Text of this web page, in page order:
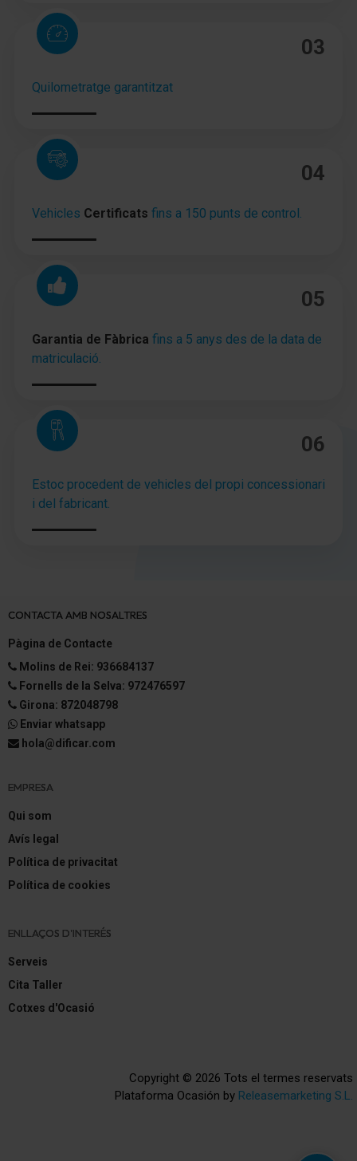
Protección golpes laterales
Cinturones de seguridad regulable en altura
Tensor del cinturón delante
Inmovilizador
Enchufe (enchufe 12V) en Reposabrazos central /
consola central
(Radio/CD, Navegador, pantalla táctil)
Sistema antibloqueo (ABS)
Distribuidor eléctrónico de frenada
Llantas de aleación 5x15
Volante (cuero) con Multifunción
Dirección asistida
Caja de cambios 5-marcha
Reducción polución según norma gases escape
Euro 6d-TEMP
Sistema Start/Stop (ASG)
03
Quilometratge garantitzat
04
Vehicles Certificats fins a 150 punts de control.
05
Garantia de Fàbrica fins a 5 anys des de la data de
matriculació.
06
Estoc procedent de vehicles del propi concessionari
i del fabricant.
CONTACTA AMB NOSALTRES
Pàgina de Contacte
Molins de Rei: 936684137
Fornells de la Selva: 972476597
Girona: 872048798
Enviar whatsapp
hola@dificar.com
EMPRESA
Qui som
Avís legal
Política de privacitat
Política de cookies
ENLLAÇOS D'INTERÉS
Serveis
Cita Taller
Cotxes d'Ocasió
Copyright © 2026 Tots el termes reservats
Plataforma Ocasión by Releasemarketing S.L.